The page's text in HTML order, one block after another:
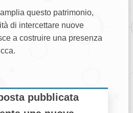
questo patrimonio,
di intercettare nuove
a costruire una presenza
pubblicata